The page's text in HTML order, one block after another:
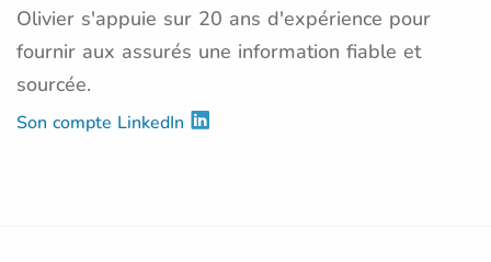
Olivier s'appuie sur 20 ans d'expérience pour
fournir aux assurés une information fiable et
sourcée.
Son compte LinkedIn